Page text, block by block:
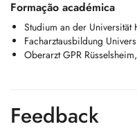
Formação académica
Studium an der
Facharztausbildung
Oberarzt GPR
Feedback